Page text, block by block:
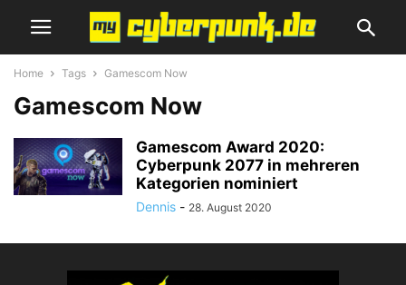
Home Tags Gamescom Now
Gamescom Now
Gamescom Award 2020:
Cyberpunk 2077 in mehreren
Kategorien nominiert
Dennis - 28. August 2020